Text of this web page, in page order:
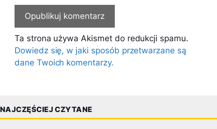
Ta strona używa Akismet do redukcji spamu.
Dowiedz się, w jaki sposób przetwarzane są
dane Twoich komentarzy.
NAJCZĘŚCIEJ CZYTANE